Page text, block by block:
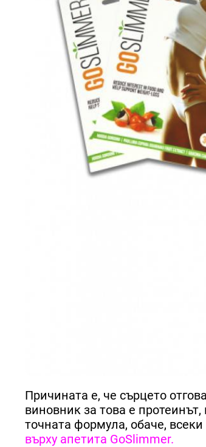
Причината е, че сърцето
виновник за това е
точната формула, обаче,
върху апетита GoSlimmer.